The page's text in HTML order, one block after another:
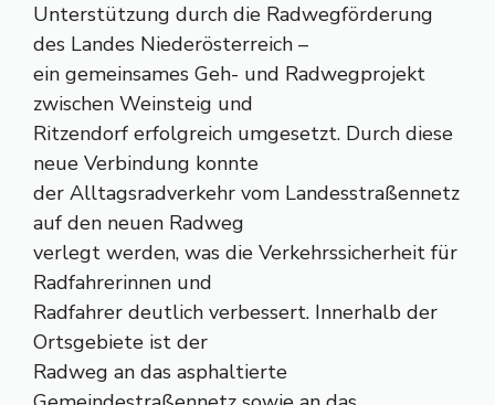
Unterstützung durch die Radwegförderung
des Landes Niederösterreich –
ein gemeinsames Geh- und Radwegprojekt
zwischen Weinsteig und
Ritzendorf erfolgreich umgesetzt. Durch diese
neue Verbindung konnte
der Alltagsradverkehr vom Landesstraßennetz
auf den neuen Radweg
verlegt werden, was die Verkehrssicherheit für
Radfahrerinnen und
Radfahrer deutlich verbessert. Innerhalb der
Ortsgebiete ist der
Radweg an das asphaltierte